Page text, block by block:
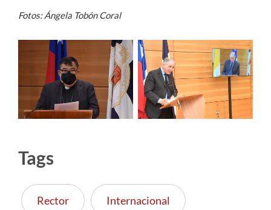
Fotos: Ángela Tobón Coral
Tags
Rector Internacional